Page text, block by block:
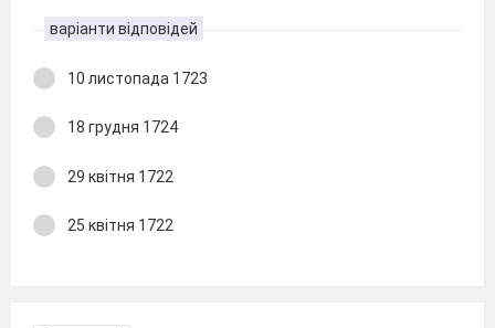
варіанти відповідей
10 листопада 1723
18 грудня 1724
29 квітня 1722
25 квітня 1722